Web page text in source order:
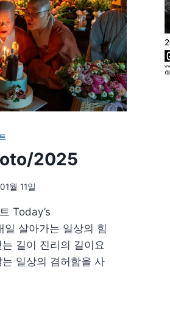
2025
월 11일
Today’s
살아가는 일상의 힘
길이 진리의 길이요
일상의 겸허함을 사